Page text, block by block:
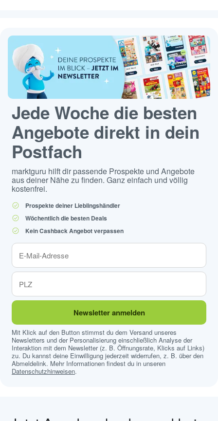
Jede Woche die besten
Angebote direkt in dein
Postfach
marktguru hilft dir passende Prospekte und Angebote
aus deiner Nähe zu finden. Ganz einfach und völlig
kostenfrei.
Prospekte deiner Lieblingshändler
Wöchentlich die besten Deals
Kein Cashback Angebot verpassen
Newsletter anmelden
Mit Klick auf den Button stimmst du dem Versand unseres
Newsletters und der Personalisierung einschließlich Analyse der
Interaktion mit dem Newsletter (z. B. Öffnungsrate, Klicks auf Links)
zu. Du kannst deine Einwilligung jederzeit widerrufen, z. B. über den
Abmeldelink. Mehr Informationen findest du in unseren
Datenschutzhinweisen.